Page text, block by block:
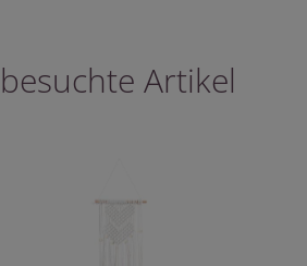
Artikel